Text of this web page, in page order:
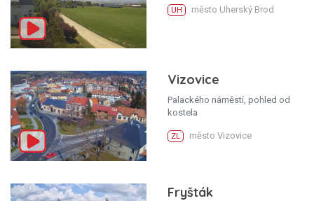
UH město Uherský Brod
Vizovice
Palackého náměstí, pohled od
kostela
ZL město Vizovice
Fryšták